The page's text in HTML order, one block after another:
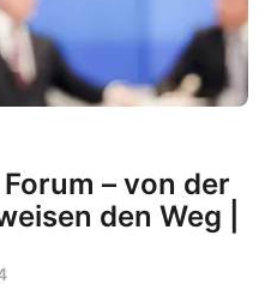
– von der
den Weg |